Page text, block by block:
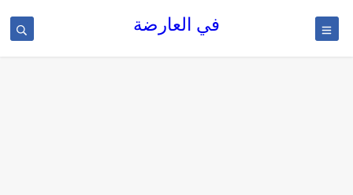
في العارضة